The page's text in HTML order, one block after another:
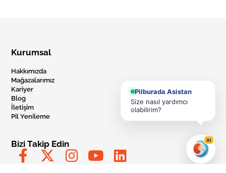
Kurumsal
Hakkımızda
Mağazalarımız
Kariyer
Blog
İletişim
Pil Yenileme
Bizi Takip Edin
Pilburada Asistan
Size nasıl yardımcı
olabilirim?
AI